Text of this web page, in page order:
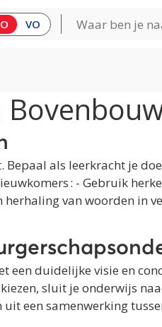
VO
als leerkracht je
: - Gebruik
van woorden in
een duidelijke visie en
sluit je onderwijs
een samenwerking